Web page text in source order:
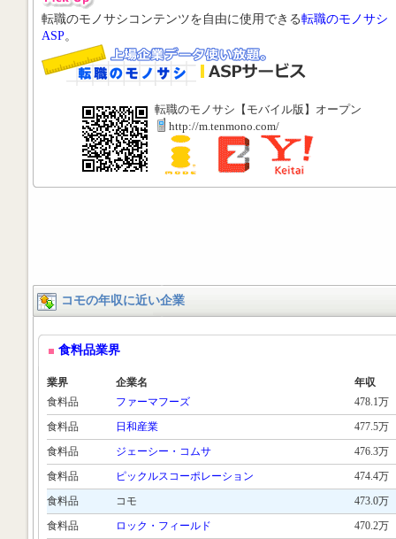
転職のモノサシコンテンツを自由に使用できる転職のモノサシ
ASP。
転職のモノサシ【モバイル版】オープン
http://m.tenmono.com/
コモの年収に近い企業
食料品業界
業界 企業名
年収
食料品
ファーマフーズ
478.1万
食料品
日和産業
477.5万
食料品
ジェーシー・コムサ
476.3万
食料品
ピックルスコーポレーション
474.4万
食料品
コモ
473.0万
食料品
ロック・フィールド
470.2万